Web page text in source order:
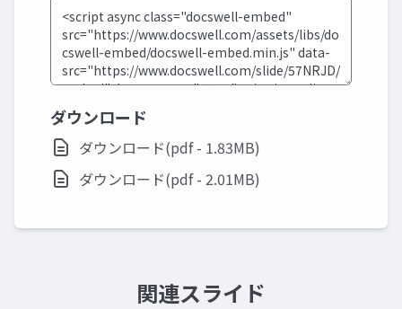
ダウンロード
ダウンロード(pdf - 1.83MB)
ダウンロード(pdf - 2.01MB)
関連スライド